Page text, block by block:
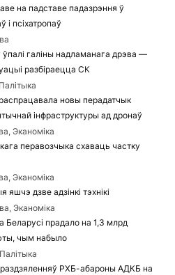
на падставе падазрэння ў
і псіхатропаў
галіны надламанага дрэва —
разбіраецца СК
новы перадатчык
інфраструктуры ад дронаў
Эканоміка
перавозчыка схаваць частку
Эканоміка
дзве адзінкі тэхнікі
Эканоміка
Беларусі прадало на 1,3 млрд
чым набыло
РХБ-абароны АДКБ на